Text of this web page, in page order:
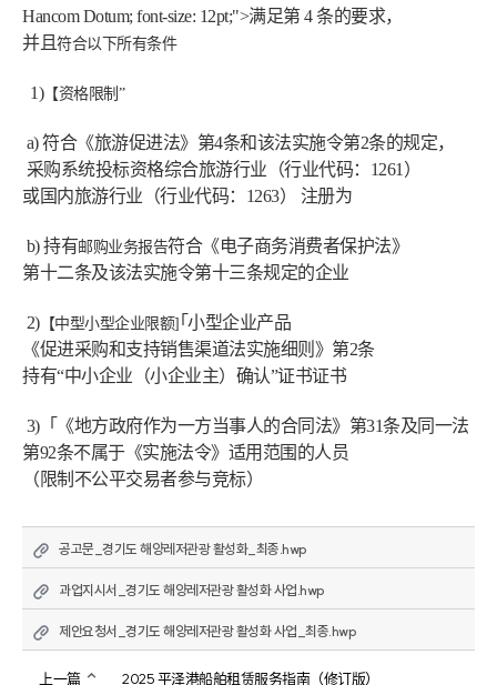
Hancom Dotum; font-size: 12pt;">满足第 4 条的要求，
并且 符合以下所有条件
1)【资格限制”
a) 符合《旅游促进法》第4条和该法实施令第2条的规定，
采购系统投标资格综合旅游行业（行业代码：1261）
或国内旅游行业（行业代码：1263）
注册为
b) 持有邮购业务报告符合《电子商务消费者保护法》
第十二条及该法实施令第十三条规定的企业
2)【中型小型企业限额] ｢小型企业产品
《促进采购和支持销售渠道法实施细则》第2条
持有“中小企业（小企业主）确认”证书证书
3)「
第92条不属于《实施法令》适用范围的人员
（限制不公平交易者参与竞标）
공고문_경기도 해양레저관광 활성화_최종.hwp
과업지시서_경기도 해양레저관광 활성화 사업.hwp
제안요청서_경기도 해양레저관광 활성화 사업_최종.hwp
上一篇 2025 平泽港船舶租赁服务指南（修订版）